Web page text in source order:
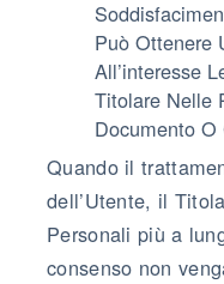
Può Ottenere
All’interesse
Titolare Nelle
Documento
Quando il
dell’Utente, il
Personali più a
consenso non